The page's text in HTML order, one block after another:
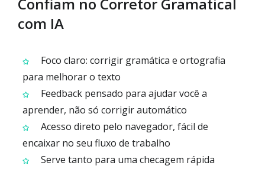
com IA
Foco claro: corrigir gramática e ortografia
para melhorar o texto
Feedback pensado para ajudar você a
aprender, não só corrigir automático
Acesso direto pelo navegador, fácil de
encaixar no seu fluxo de trabalho
Serve tanto para uma checagem rápida